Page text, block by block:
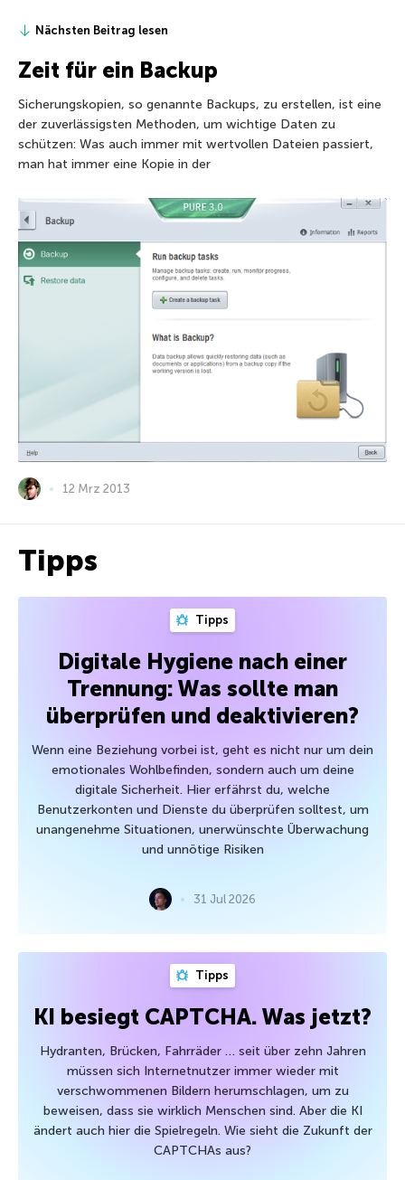
Nächsten Beitrag lesen
Zeit für ein Backup
Sicherungskopien, so genannte Backups, zu erstellen, ist eine
der zuverlässigsten Methoden, um wichtige Daten zu
schützen: Was auch immer mit wertvollen Dateien passiert,
man hat immer eine Kopie in der
12 Mrz 2013
Tipps
Tipps
Digitale Hygiene nach einer
Trennung: Was sollte man
überprüfen und deaktivieren?
Wenn eine Beziehung vorbei ist, geht es nicht nur um dein
emotionales Wohlbefinden, sondern auch um deine
digitale Sicherheit. Hier erfährst du, welche
Benutzerkonten und Dienste du überprüfen solltest, um
unangenehme Situationen, unerwünschte Überwachung
und unnötige Risiken
31 Jul 2026
Tipps
KI besiegt CAPTCHA. Was jetzt?
Hydranten, Brücken, Fahrräder … seit über zehn Jahren
müssen sich Internetnutzer immer wieder mit
verschwommenen Bildern herumschlagen, um zu
beweisen, dass sie wirklich Menschen sind. Aber die KI
ändert auch hier die Spielregeln. Wie sieht die Zukunft der
CAPTCHAs aus?